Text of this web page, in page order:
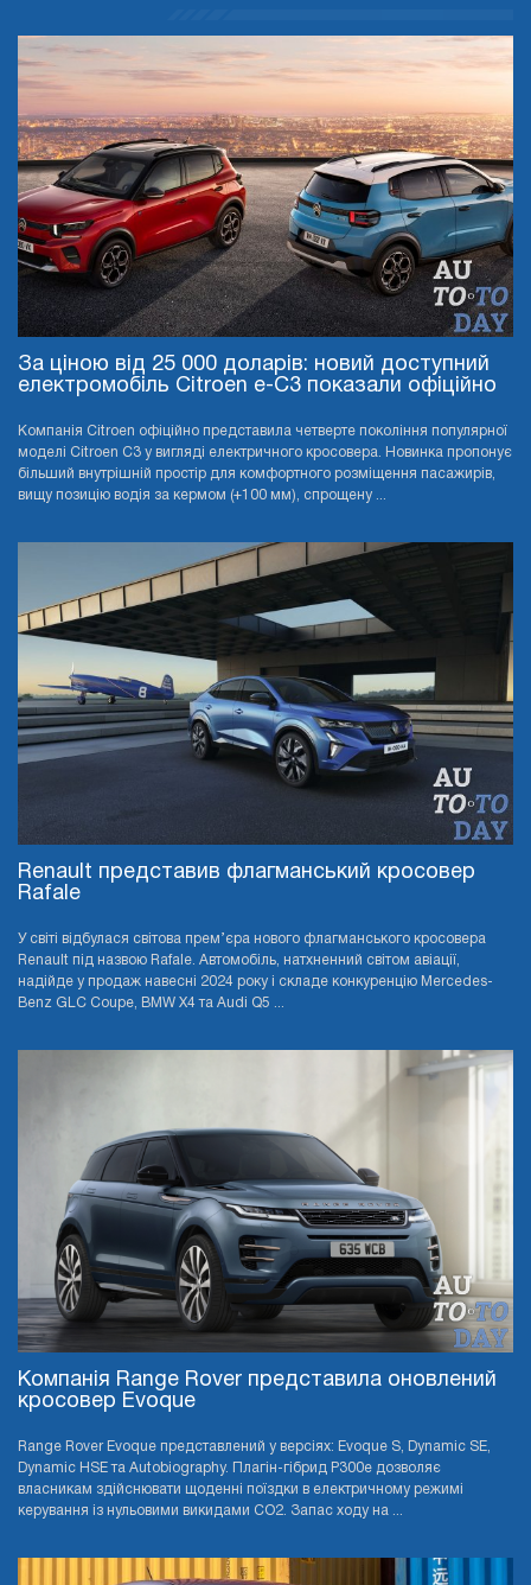
За ціною від 25 000 доларів: новий доступний
електромобіль Citroen e-C3 показали офіційно
Компанія Citroen офіційно представила четверте покоління популярної
моделі Citroen C3 у вигляді електричного кросовера. Новинка пропонує
більший внутрішній простір для комфортного розміщення пасажирів,
вищу позицію водія за кермом (+100 мм), спрощену ...
Renault представив флагманський кросовер
Rafale
У світі відбулася світова прем’єра нового флагманського кросовера
Renault під назвою Rafale. Автомобіль, натхненний світом авіації,
надійде у продаж навесні 2024 року і складе конкуренцію Mercedes-
Benz GLC Coupe, BMW X4 та Audi Q5 ...
Компанія Range Rover представила оновлений
кросовер Evoque
Range Rover Evoque представлений у версіях: Evoque S, Dynamic SE,
Dynamic HSE та Autobiography. Плагін-гібрид P300e дозволяє
власникам здійснювати щоденні поїздки в електричному режимі
керування із нульовими викидами CO2. Запас ходу на ...